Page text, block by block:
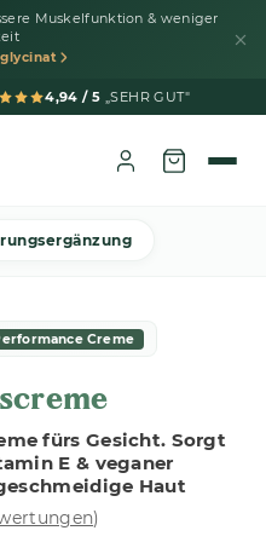
Muskelfunktion & weniger
4,94 / 5 „SEHR GUT"
Creme
fürs Gesicht. Sorgt
E & veganer
Haut
)